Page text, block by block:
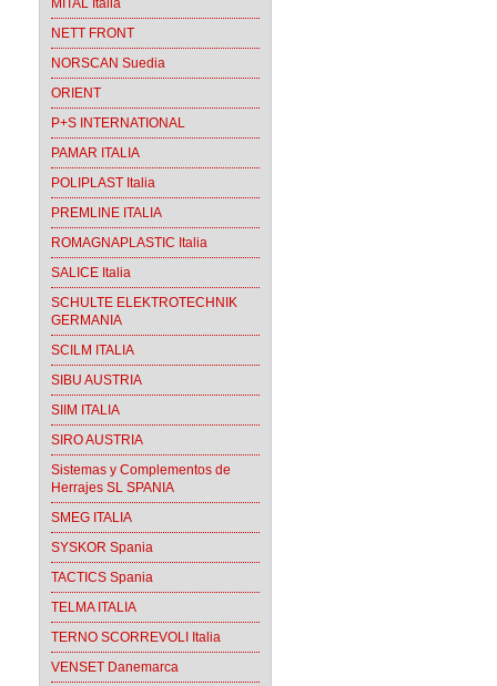
MITAL Italia
NETT FRONT
NORSCAN Suedia
ORIENT
P+S INTERNATIONAL
PAMAR ITALIA
POLIPLAST Italia
PREMLINE ITALIA
ROMAGNAPLASTIC Italia
SALICE Italia
SCHULTE ELEKTROTECHNIK
GERMANIA
SCILM ITALIA
SIBU AUSTRIA
SIIM ITALIA
SIRO AUSTRIA
Sistemas y Complementos de
Herrajes SL SPANIA
SMEG ITALIA
SYSKOR Spania
TACTICS Spania
TELMA ITALIA
TERNO SCORREVOLI Italia
VENSET Danemarca